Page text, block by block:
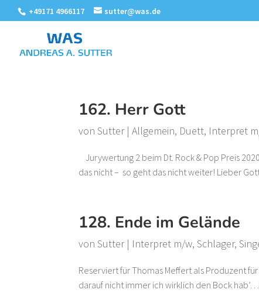
+49171 4966117 sutter@was.de
162. Herr Gott
vonSutter|Allgemein, Duett, Interpret
Jurywertung 2 beim Dt. Rock & Pop Preis
das nicht – so geht das nicht weiter! Lieber
128. Ende im Gelände
vonSutter| Interpret m/w,Schlager,
Reserviert für Thomas Meffert als Produzent
darauf nicht immer ich wirklich den Bock